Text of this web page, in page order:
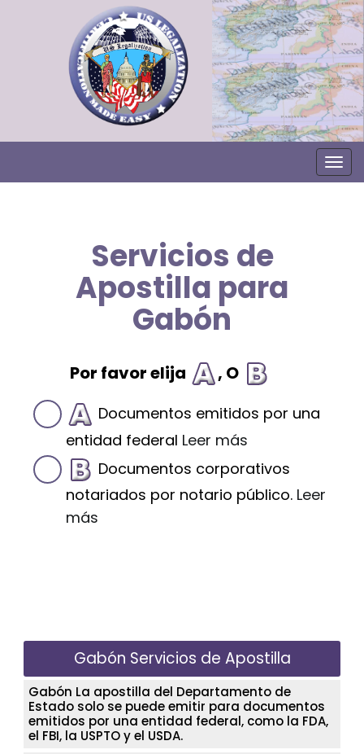
Servicios de
Apostilla para
Gabón
Por favor elija , O
Documentos emitidos por una
entidad federal Leer más
Documentos corporativos
notariados por notario público. Leer
más
Gabón Servicios de Apostilla
Gabón La apostilla del Departamento de
Estado solo se puede emitir para documentos
emitidos por una entidad federal, como la FDA,
el FBI, la USPTO y el USDA.